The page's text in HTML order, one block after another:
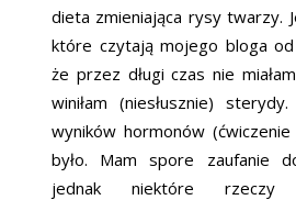
dieta zmieniająca rysy twarzy.
które czytają mojego bloga
że przez długi czas nie
winiłam (niesłusznie)
wyników hormonów
było. Mam spore zaufanie
jednak niektóre rzeczy